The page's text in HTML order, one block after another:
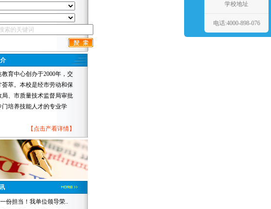
育中心创办于2000年，交
荟萃。本校是经市劳动和保
局、市质量技术监督局审批
门培养技能人才的专业学
【 点击产看详情】
份担当！我单位领导荣..
学校地址
电话:4000-898-076